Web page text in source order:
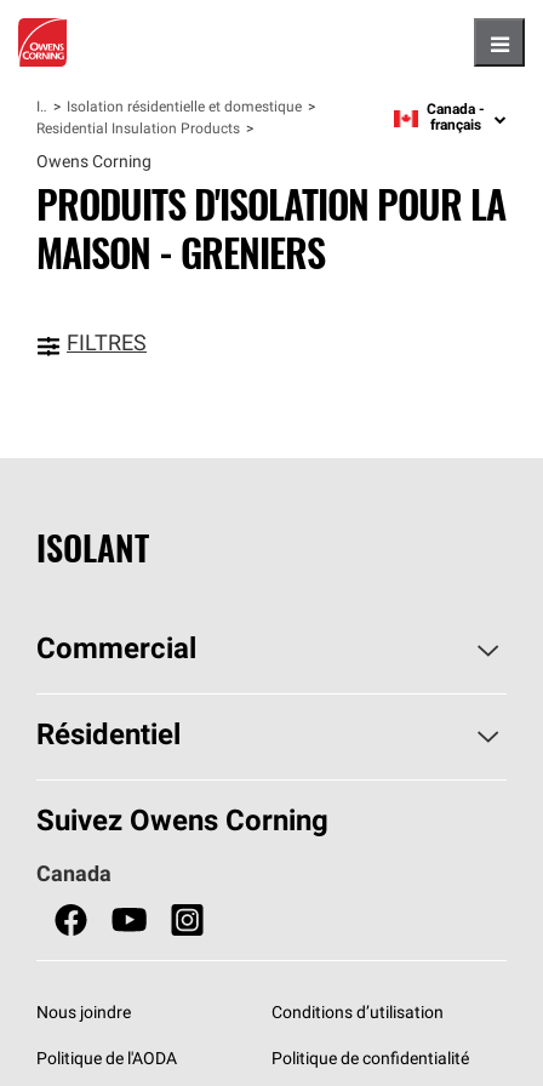
Isolants
Isolation résidentielle et domestique
Residential Insulation Products
language
Canada -
français
Owens Corning
PRODUITS D'ISOLATION POUR LA
MAISON - GRENIERS
FILTRES
ISOLANT
Commercial
Page d'accueil - Commercial
Produits pour usage commercial
Bibliothèque de documentation - Canada
Résidentiel
Page d'accueil - Résidentiel
Produits pour usage résidentiel
Isolant AttiCatMD
Suivez Owens Corning
Canada
Nous joindre
Politique de l'AODA
Conditions d’utilisation
Politique de confidentialité